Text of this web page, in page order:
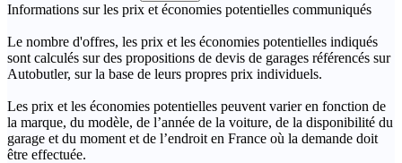
Informations sur les prix et économies potentielles communiqués
Le nombre d'offres, les prix et les économies potentielles indiqués
sont calculés sur des propositions de devis de garages référencés sur
Autobutler, sur la base de leurs propres prix individuels.
Les prix et les économies potentielles peuvent varier en fonction de
la marque, du modèle, de l’année de la voiture, de la disponibilité du
garage et du moment et de l’endroit en France où la demande doit
être effectuée.